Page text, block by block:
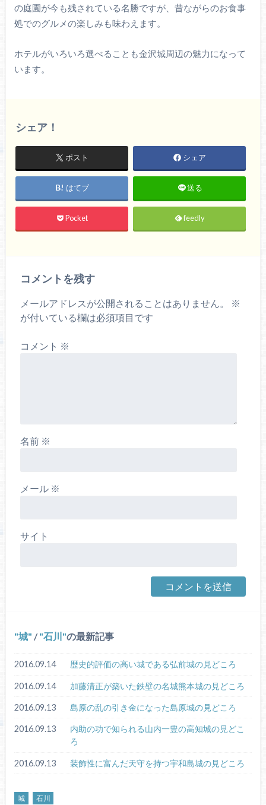
の庭園が今も残されている名勝ですが、昔ながらのお食事
処でのグルメの楽しみも味わえます。
ホテルがいろいろ選べることも金沢城周辺の魅力になって
います。
シェア！
ポスト シェア
はてブ 送る
Pocket feedly
コメントを残す
メールアドレスが公開されることはありません。
※
が付いている欄は必須項目です
コメント ※
名前 ※
メール ※
サイト
城 / 石川 の最新記事
2016.09.14 歴史的評価の高い城である弘前城の見どころ
2016.09.14 加藤清正が築いた鉄壁の名城熊本城の見どころ
2016.09.13 島原の乱の引き金になった島原城の見どころ
2016.09.13
内助の功で知られる山内一豊の高知城の見どこ
ろ
2016.09.13 装飾性に富んだ天守を持つ宇和島城の見どころ
城 石川